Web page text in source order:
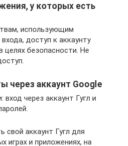
у которых есть
использующим
доступ к аккаунту
целях безопасности. Не
через аккаунт Google
через аккаунт Гугл и
свой аккаунт Гугл для
играх и приложениях, на